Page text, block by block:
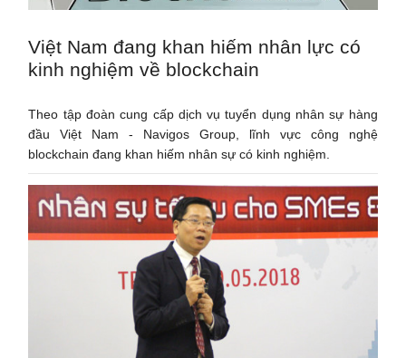
Việt Nam đang khan hiếm nhân lực có
kinh nghiệm về blockchain
Theo tập đoàn cung cấp dịch vụ tuyển dụng nhân sự hàng
đầu Việt Nam - Navigos Group, lĩnh vực công nghệ
blockchain đang khan hiếm nhân sự có kinh nghiệm.